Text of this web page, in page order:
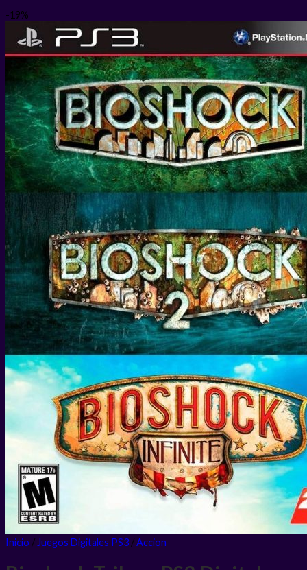
-19%
Inicio / Juegos Digitales PS3 /Accion